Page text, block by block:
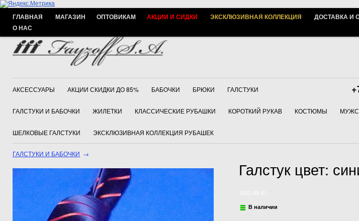
ГЛАВНАЯ МАГАЗИН ОПТОВИКАМ АКЦИИ И СИДКИ ЭКСКЛЮЗИВНАЯ КОЛЛЕКЦИЯ ДОСТАВКА И
О НАС
АКСЕССУАРЫ АКЦИИ СКИДКИ ДО 85% БАБОЧКИ БРЮКИ ГАЛСТУКИ
ГАЛСТУКИ И БАБОЧКИ ЖИЛЕТКИ КЛАССИЧЕСКИЕ РУБАШКИ КОРОТКИЙ РУКАВ КОСТЮМЫ
ШЕЛКОВЫЕ ГАЛСТУКИ ЭКСКЛЮЗИВНАЯ КОЛЛЕКЦИЯ РУБАШЕК
ГАЛСТУКИ И БАБОЧКИ →
Галстук цвет:
В наличии